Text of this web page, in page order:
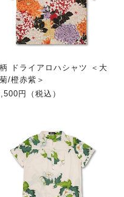
ドライアロハシャツ ＜大
/橙赤紫＞
円（税込）